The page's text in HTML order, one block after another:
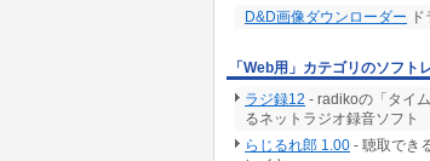
D&D画像ダウンローダー
「Web用」カテゴリのソフト
ラジ録12 - radikoの「タイ
るネットラジオ録音ソフト
らじるれ郎 1.00 - 聴取でき